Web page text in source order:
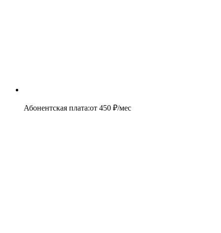
Абонентская плата:от 450 ₽/мес